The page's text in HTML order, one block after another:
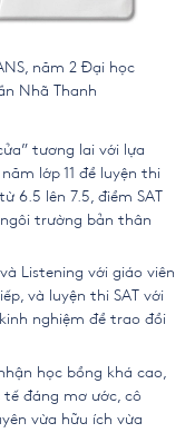
năm 2 Đại học
Nhã Thanh
tương lai với lựa
lớp 11 để luyện thi
6.5 lên 7.5, điểm SAT
ngôi trường bản thân
Listening với giáo viên
và luyện thi SAT với
nghiệm để trao đổi
học bổng khá cao,
đáng mơ ước, cô
vừa hữu ích vừa